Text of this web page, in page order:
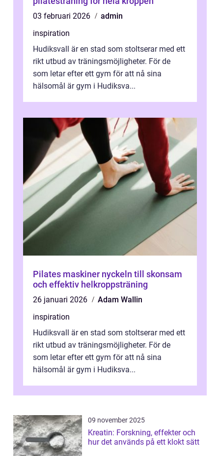
03 februari 2026
admin
inspiration
Hudiksvall är en stad som stoltserar med ett
rikt utbud av träningsmöjligheter. För de
som letar efter ett gym för att nå sina
hälsomål är gym i Hudiksva...
Pilates maskiner nyckeln till skonsam
och effektiv helkroppsträning
26 januari 2026
Adam Wallin
inspiration
Hudiksvall är en stad som stoltserar med ett
rikt utbud av träningsmöjligheter. För de
som letar efter ett gym för att nå sina
hälsomål är gym i Hudiksva...
09 november 2025
Kreatin: Forskning, effekter och
hur det används på ett klokt sätt